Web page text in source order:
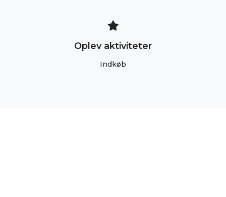
Oplev aktiviteter
Indkøb